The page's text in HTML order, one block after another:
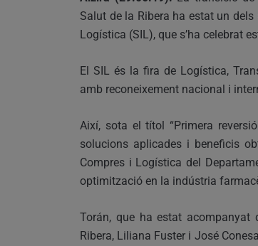
Salut de la Ribera ha estat un
Logística (SIL), que s’ha celebrat
El SIL és la fira de Logística,
amb reconeixement nacional i
Així, sota el títol “Primera
solucions aplicades i beneficis
Compres i Logística del
optimització en la indústria
Torán, que ha estat acompanyat
Ribera, Liliana Fuster i José